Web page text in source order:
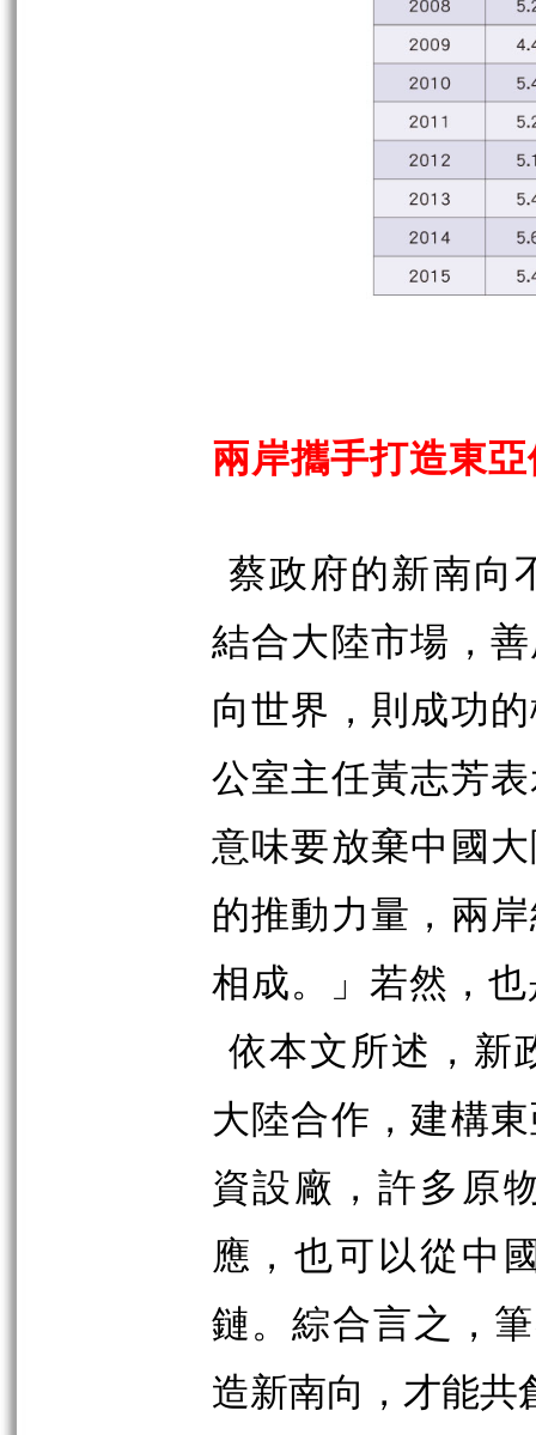
兩岸攜手打造東
蔡政府的新南向
結合大陸市場，
向世界，則成功
公室主任黃志芳
意味要放棄中國
的推動力量，兩
相成。」若然，
依本文所述，新
大陸合作，建構
資設廠，許多原
應，也可以從中
鏈。綜合言之，
造新南向，才能共